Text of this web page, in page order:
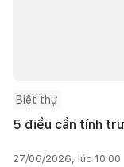
Biệt thự
5 điều cần tính
27/06/2026, lúc 10:00